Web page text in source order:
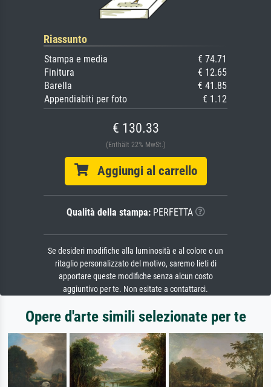
Riassunto
Stampa e media
€ 74.71
Finitura
€ 12.65
Barella
€ 41.85
Appendiabiti per foto
€ 1.12
€ 130.33
(Enthält 22% MwSt.)
Aggiungi al carrello
Qualità della stampa:PERFETTA
Se desideri modifiche alla luminosità e al colore o un
ritaglio personalizzato del motivo, saremo lieti di
apportare queste modifiche senza alcun costo
aggiuntivo per te. Non esitate a contattarci.
Opere d'arte simili selezionate per te